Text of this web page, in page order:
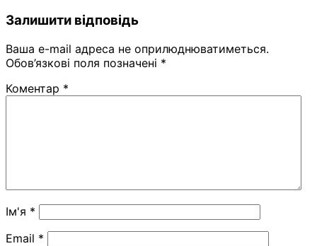
Залишити відповідь
Ваша e-mail адреса не оприлюднюватиметься.
Обов’язкові поля позначені *
Коментар *
Ім'я *
Email *